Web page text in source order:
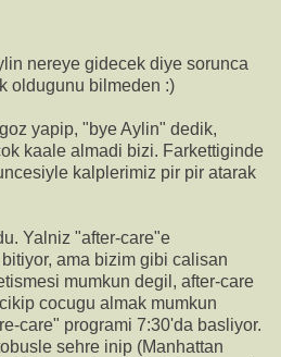
nereye gidecek diye sorunca
oldugunu bilmeden :)
yapip, "bye Aylin" dedik,
kaale almadi bizi. Farkettiginde
kalplerimiz pir pir atarak
Yalniz "after-care"e
ama bizim gibi calisan
mumkun degil, after-care
cocugu almak mumkun
care" programi 7:30'da basliyor.
sehre inip (Manhattan